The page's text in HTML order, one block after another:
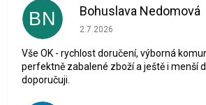
BN Bohuslava Nedomová
Hodnocení obchodu je 5 z 5
2.7.2026
Vše OK - rychlost doručení, výborná
perfektně zabalené zboží a ještě i menší
doporučuji.